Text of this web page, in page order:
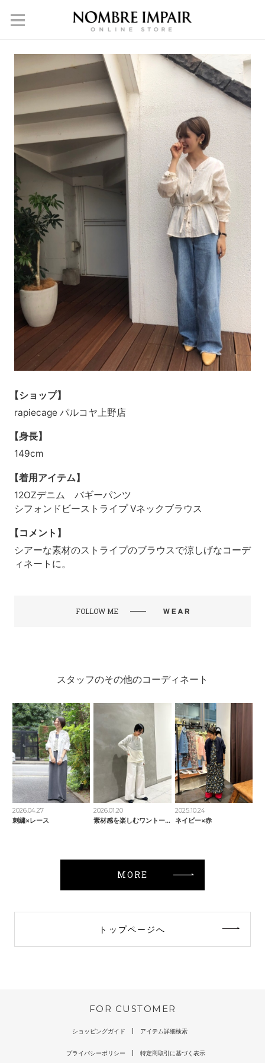
【ショップ】
rapiecage パルコヤ上野店
【身長】
149cm
【着用アイテム】
12OZデニム バギーパンツ
シフォンドビーストライプ Vネックブラウス
【コメント】
シアーな素材のストライプのブラウスで涼しげなコーデ
ィネートに。
FOLLOW ME
スタッフのその他のコーディネート
2026.04.27
刺繍×レース
2026.01.20
素材感を楽しむワントーンコーデ
2025.10.24
ネイビー×赤
MORE
トップページへ
FOR CUSTOMER
ショッピングガイド アイテム詳細検索
プライバシーポリシー 特定商取引に基づく表示